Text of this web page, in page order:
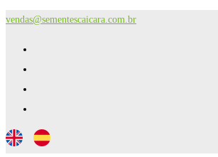
vendas@sementescaicara.com.br